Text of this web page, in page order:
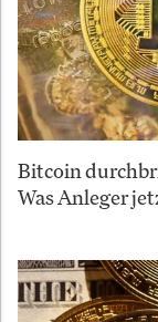
Bitcoin
Was Anleger